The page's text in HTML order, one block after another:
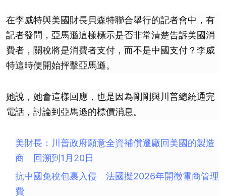
在李威特與美國財長貝森特聯合舉行的記者會中，有
記者發問，亞馬遜這樣標示是否非常清楚告訴美國消
費者，關稅將是消費者支付，而不是中國支付？李威
特這時便開始抨擊亞馬遜。
她說，她會這樣回應，也是因為剛剛與川普總統通完
電話，討論到亞馬遜的標價消息。
美財長：川普政府願意全資補償遷廠回美國的製造
商 回溯到1月20日
抗中國免稅包裹入侵 法國擬2026年開徵電商管理
費